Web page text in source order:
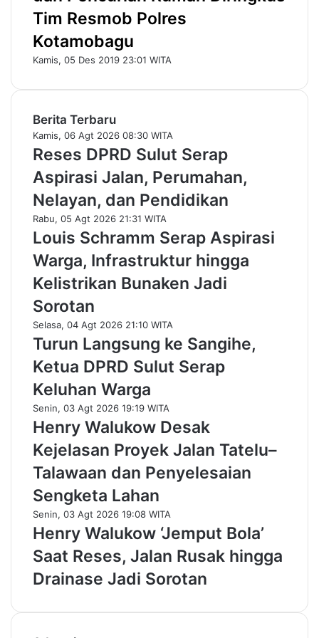
Tim Resmob Polres
Kotamobagu
Kamis, 05 Des 2019 23:01 WITA
Berita Terbaru
Kamis, 06 Agt 2026 08:30 WITA
Reses DPRD Sulut Serap
Aspirasi Jalan, Perumahan,
Nelayan, dan Pendidikan
Rabu, 05 Agt 2026 21:31 WITA
Louis Schramm Serap Aspirasi
Warga, Infrastruktur hingga
Kelistrikan Bunaken Jadi
Sorotan
Selasa, 04 Agt 2026 21:10 WITA
Turun Langsung ke Sangihe,
Ketua DPRD Sulut Serap
Keluhan Warga
Senin, 03 Agt 2026 19:19 WITA
Henry Walukow Desak
Kejelasan Proyek Jalan Tatelu–
Talawaan dan Penyelesaian
Sengketa Lahan
Senin, 03 Agt 2026 19:08 WITA
Henry Walukow ‘Jemput Bola’
Saat Reses, Jalan Rusak hingga
Drainase Jadi Sorotan